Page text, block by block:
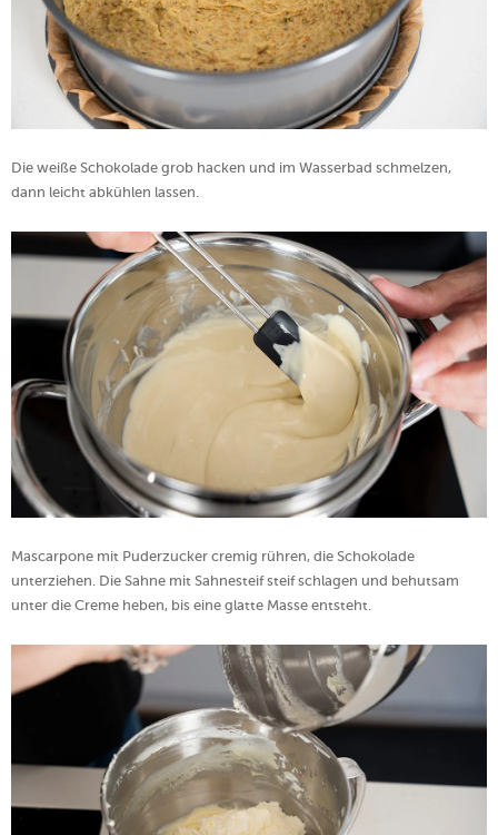
Die weiße Schokolade grob hacken und im Wasserbad schmelzen,
dann leicht abkühlen lassen.
Mascarpone mit Puderzucker cremig rühren, die Schokolade
unterziehen. Die Sahne mit Sahnesteif steif schlagen und behutsam
unter die Creme heben, bis eine glatte Masse entsteht.